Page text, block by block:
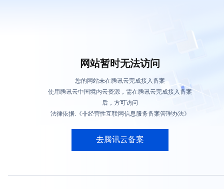
网站暂时无法访问
您的网站未在腾讯云完成接入备案
使用腾讯云中国境内云资源，需在腾讯云完成接入备案
后，方可访问
法律依据:《非经营性互联网信息服务备案管理办法》
去腾讯云备案